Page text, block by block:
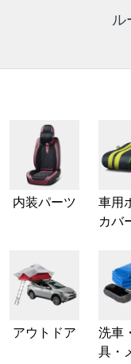
ル
内装パーツ
車用
カバ
アウトドア
洗車
具・